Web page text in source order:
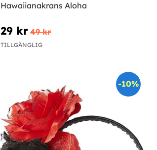
Hawaiianakrans Aloha
29 kr 49 kr
TILLGÄNGLIG
-10%